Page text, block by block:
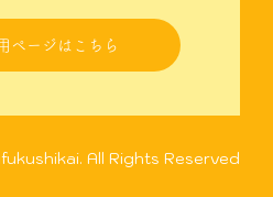
ページはこちら
All Rights Reserved